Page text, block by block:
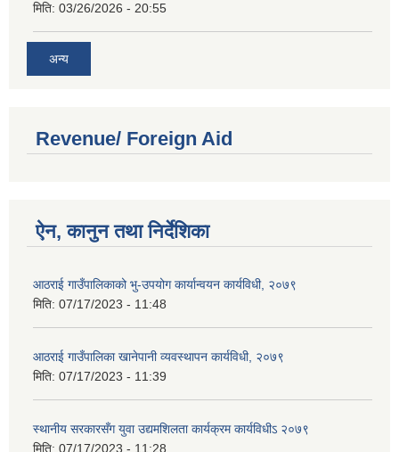
मिति: 03/26/2026 - 20:55
अन्य
Revenue/ Foreign Aid
ऐन, कानुन तथा निर्देशिका
आठराई गाउँपालिकाको भु-उपयोग कार्यान्वयन कार्यविधी, २०७९
मिति: 07/17/2023 - 11:48
आठराई गाउँपालिका खानेपानी व्यवस्थापन कार्यविधी, २०७९
मिति: 07/17/2023 - 11:39
स्थानीय सरकारसँग युवा उद्यमशिलता कार्यक्रम कार्यविधीऽ २०७९
मिति: 07/17/2023 - 11:28